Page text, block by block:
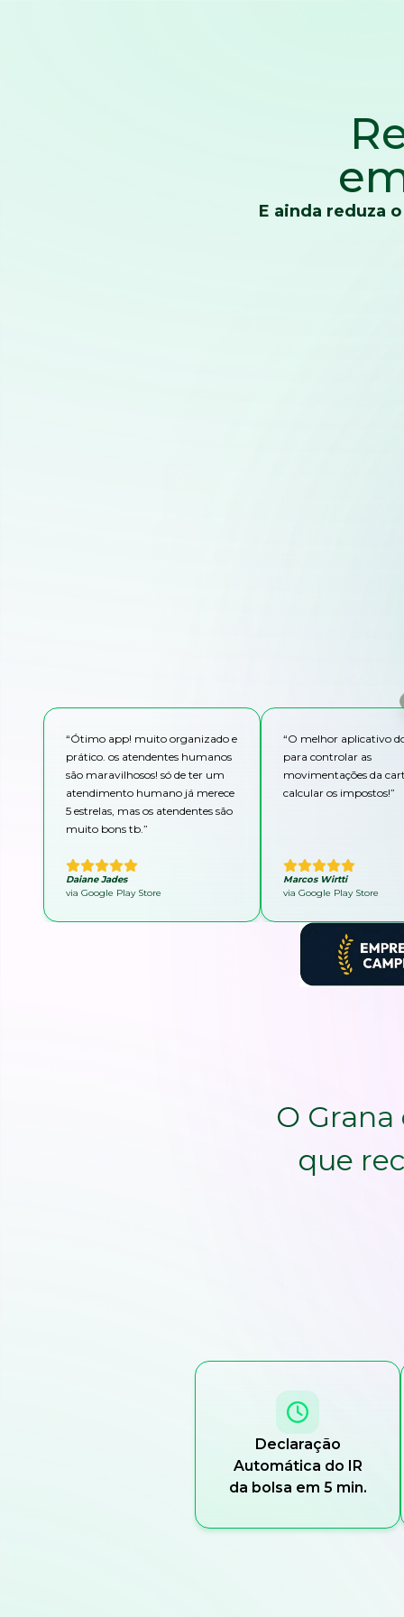
E ainda reduza
“Ótimo app! muito organizado e
prático. os atendentes humanos
são maravilhosos! só de ter um
atendimento humano já merece
5 estrelas, mas os atendentes são
muito bons tb.”
Daiane Jades
via Google Play Store
“O melhor aplicativo
para controlar as
movimentações da
calcular os impostos!”
Marcos Wirtti
via Google Play Store
O
que
Declaração
Automática do IR
da bolsa em 5 min.